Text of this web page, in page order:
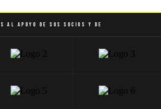
al apoyo de sus socios y de